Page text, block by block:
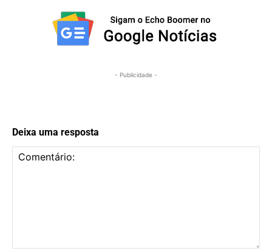
- Publicidade -
Deixa uma resposta